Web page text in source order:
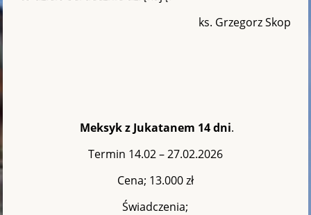
ks. Grzegorz Skop
Meksyk z Jukatanem 14 dni.
Termin 14.02 – 27.02.2026
Cena; 13.000 zł
Świadczenia;